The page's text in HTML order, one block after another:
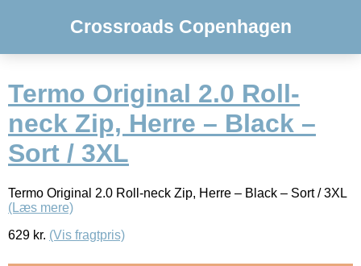
Crossroads Copenhagen
Termo Original 2.0 Roll-
neck Zip, Herre – Black –
Sort / 3XL
Termo Original 2.0 Roll-neck Zip, Herre – Black – Sort / 3XL
(Læs mere)
629 kr. (Vis fragtpris)